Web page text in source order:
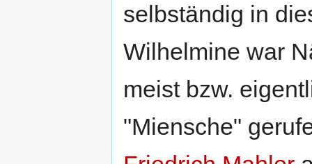
selbständig in
Wilhelmine war
meist bzw.
"Miensche"